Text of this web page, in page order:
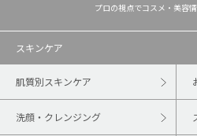
プロの視点でコスメ・美容情
スキンケア
肌質別スキンケア
洗顔・クレンジング